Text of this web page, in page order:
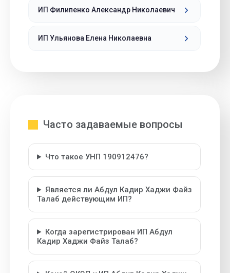
ИП Филипенко Александр Николаевич
ИП Ульянова Елена Николаевна
Часто задаваемые вопросы
Что такое УНП 190912476?
Является ли Абдул Кадир Хаджи Файз
Талаб действующим ИП?
Когда зарегистрирован ИП Абдул
Кадир Хаджи Файз Талаб?